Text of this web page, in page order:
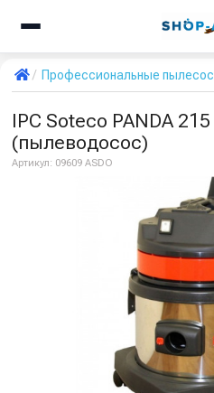
Профессиональные
IPC Soteco PANDA
(пылеводосос)
Артикул: 09609 ASDO